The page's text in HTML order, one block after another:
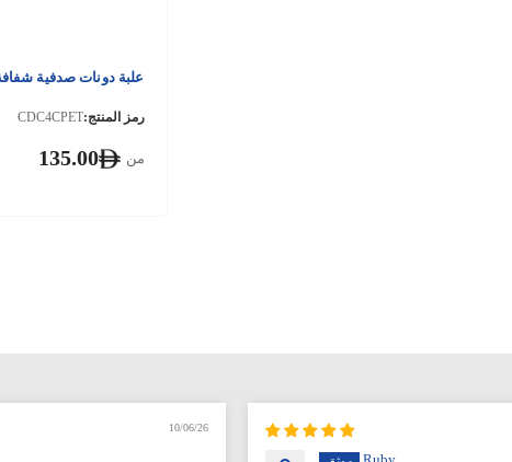
علبة دونات صدفية
رمز المنتج:CDC4CPET
من 135.00
10/06/26